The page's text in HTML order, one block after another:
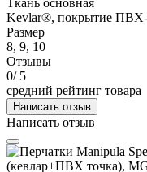
Kevlar®, покрытие ПВХ-
Размер
8, 9, 10
Отзывы
0/ 5
средний рейтинг товара
Написать отзыв
Написать отзыв